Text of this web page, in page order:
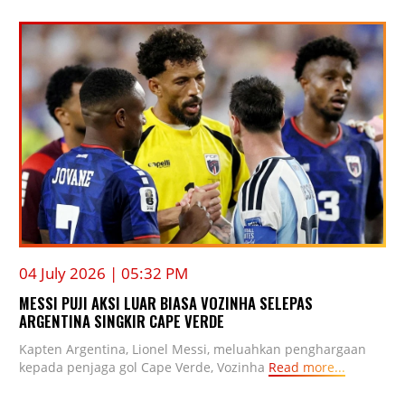
04 July 2026 | 05:32 PM
MESSI PUJI AKSI LUAR BIASA VOZINHA SELEPAS
ARGENTINA SINGKIR CAPE VERDE
Kapten Argentina, Lionel Messi, meluahkan penghargaan
kepada penjaga gol Cape Verde, Vozinha Read more...